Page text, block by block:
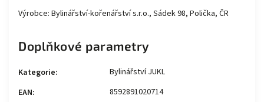
Výrobce: Bylinářství-kořenářství s.r.o., Sádek 98, Polička, ČR
Doplňkové parametry
Kategorie:
Bylinářství JUKL
EAN: 8592891020714